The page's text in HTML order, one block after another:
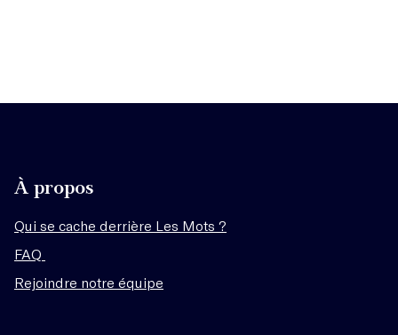
À propos
Qui se cache derrière Les Mots ?
FAQ
Rejoindre notre équipe